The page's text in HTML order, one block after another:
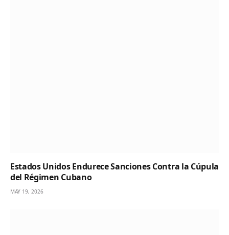
Estados Unidos Endurece Sanciones Contra la Cúpula
del Régimen Cubano
MAY 19, 2026